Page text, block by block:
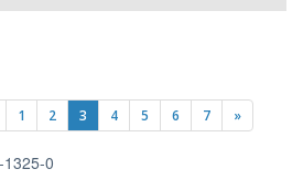
1 2 3 4 5 6 7 »
0